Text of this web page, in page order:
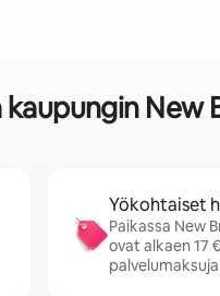
kaupungin
Yökohtaiset
Paikassa New
ovat alkaen 17
palvelumaksuja